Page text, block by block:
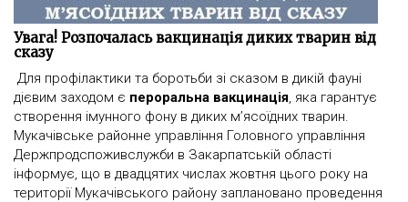
Увага! Розпочалась вакцинація диких тварин від
сказу
Для профілактики та боротьби зі сказом в дикій фауні
дієвим заходом є пероральна вакцинація, яка гарантує
створення імунного фону в диких м’ясоїдних тварин.
Мукачівське районне управління Головного управління
Держпродспоживслужби в Закарпатській області
інформує, що в двадцятих числах жовтня цього року на
території Мукачівського району заплановано проведення